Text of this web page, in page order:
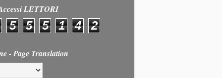
LETTORI
5 5 5 1 4 2
- Page Translation